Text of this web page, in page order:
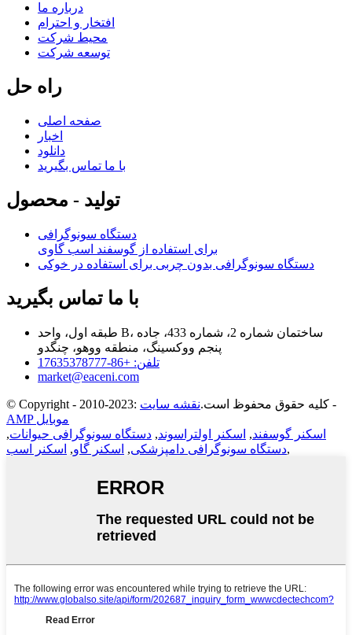
درباره ما
افتخار و احترام
محیط شرکت
توسعه شرکت
راه حل
صفحه اصلی
اخبار
دانلود
با ما تماس بگیرید
تولید - محصول
دستگاه سونوگرافی
برای استفاده از گوسفند اسب گاوی
دستگاه سونوگرافی بدون چربی برای استفاده در خوکی
با ما تماس بگیرید
طبقه اول، واحد B، ساختمان شماره 2، شماره 433، جاده
پنجم ووکسینگ، منطقه ووهو، چنگدو
تلفن: +86-17635378777
market@eaceni.com
© Copyright - 2010-2023: کلیه حقوق محفوظ است.نقشه سایت
-
AMP موبایل
اسکنر گوسفند, اسکنر اولتراسوند, دستگاه سونوگرافی حیوانات,
دستگاه سونوگرافی دامپزشکی, اسکنر گاو, اسکنر اسب ,